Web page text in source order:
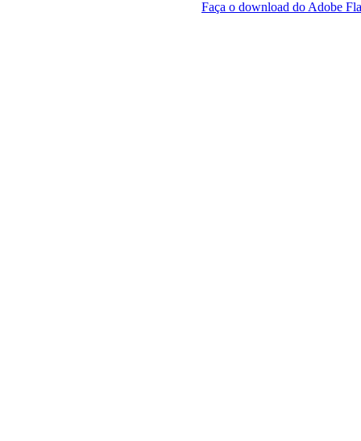
Faça o download do Adobe